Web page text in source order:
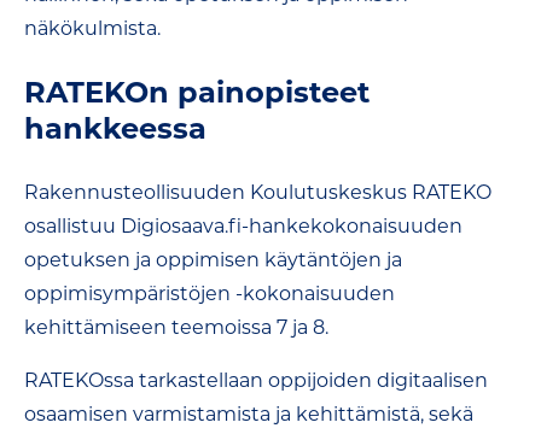
näkökulmista.
RATEKOn painopisteet
hankkeessa
Rakennusteollisuuden Koulutuskeskus RATEKO
osallistuu Digiosaava.fi-hankekokonaisuuden
opetuksen ja oppimisen käytäntöjen ja
oppimisympäristöjen -kokonaisuuden
kehittämiseen teemoissa 7 ja 8.
RATEKOssa tarkastellaan oppijoiden digitaalisen
osaamisen varmistamista ja kehittämistä, sekä